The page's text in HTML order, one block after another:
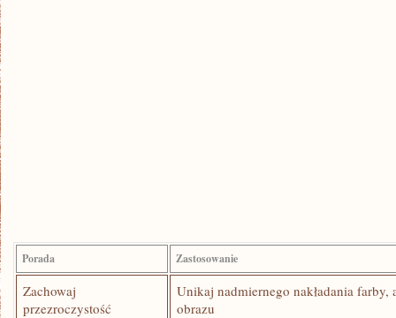
Porada Zastosowanie
Zachowaj
przezroczystość
Unikaj nadmiernego ‍nakładania farby,
obrazu